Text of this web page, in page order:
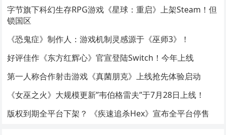
字节旗下科幻生存RPG游戏《星球：重启》上架Steam！但
锁国区
《恐鬼症》制作人：游戏机制灵感源于《巫师3》！
好评佳作《东方红辉心》官宣登陆Switch！今年上线
第一人称合作射击游戏《真菌朋克》上线抢先体验启动
《女巫之火》大规模更新”韦伯格雷夫”于7月28日上线！
版权到期全平台下架？ 《疾速追杀Hex》宣布全平台停售